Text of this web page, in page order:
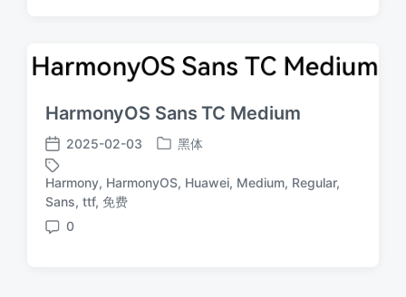
HarmonyOS Sans TC Medium
发
布
日
期
2025-02-03
发
于
黑体
标
Harmony, HarmonyOS, Huawei, Medium, Regular,
Sans, ttf, 免费
评
0